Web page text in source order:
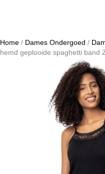
Home / Dames Ondergoed /
hemd geplooide spaghetti band